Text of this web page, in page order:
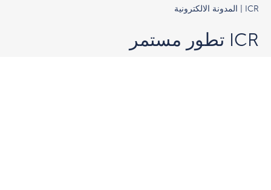
ICR | المدونة الالكترونية
ICR تطور مستمر